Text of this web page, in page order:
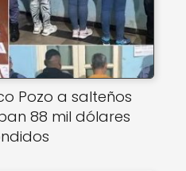
Pozo a salteños
88 mil dólares